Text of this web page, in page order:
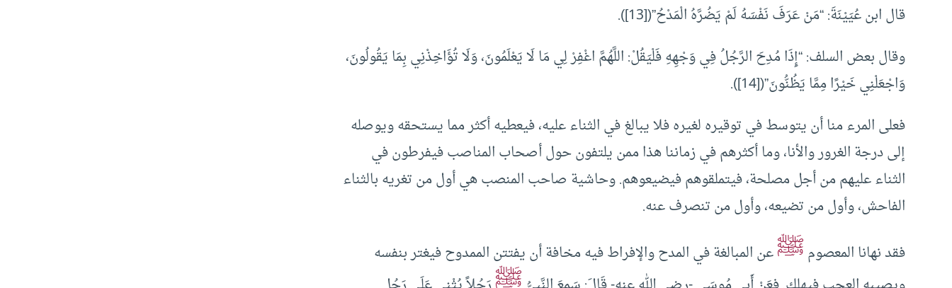
قال ابن عُيَيْنَةَ: “مَنْ عَرَفَ نَفْسَهُ لَمْ يَضُرَّهُ الْمَدْحُ”([13]).
وقال بعض السلف: “إِذَا مُدِحَ الرَّجُلُ فِي وَجْهِهِ فَلْيَقُلْ: اللَّهُمَّ اغْفِرْ لِي مَا لَا يَعْلَمُونَ، وَلَا تُؤَاخِذْنِي بِمَا يَقُولُونَ،
وَاجْعَلْنِي خَيْرًا مِمَّا يَظُنُّونَ”([14]).
فعلى المرء منا أن يتوسط في توقيره لغيره فلا يبالغ في الثناء عليه، فيعطيه أكثر مما يستحقه ويوصله
إلى درجة الغرور والأنا، وما أكثرهم في زماننا هذا ممن يلتفون حول أصحاب المناصب فيفرطون في
الثناء عليهم من أجل مصلحة، فيتملقوهم فيضيعوهم. وحاشية صاحب المنصب هي أول من تغريه بالثناء
الفاحش، وأول من تضيعه، وأول من تنصرف عنه.
فقد نهانا المعصومﷺعن المبالغة في المدح والإفراط فيه مخافة أن يفتتن الممدوح فيغتر بنفسه
ﷺ